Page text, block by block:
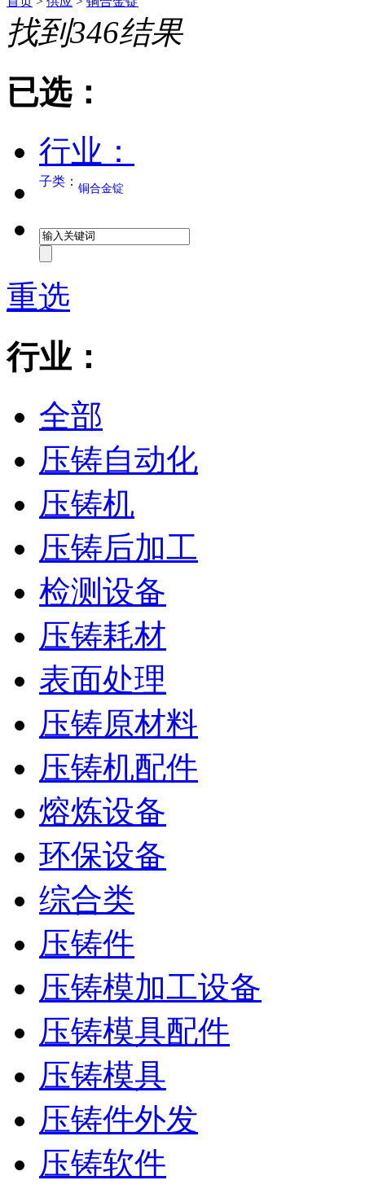
找到346结果
已选：
行业：
子类： 铜合金锭
重选
行业：
全部
压铸自动化
压铸机
压铸后加工
检测设备
压铸耗材
表面处理
压铸原材料
压铸机配件
熔炼设备
环保设备
综合类
压铸件
压铸模加工设备
压铸模具配件
压铸模具
压铸件外发
压铸软件